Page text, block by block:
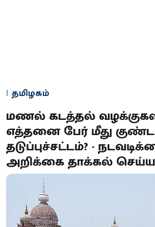
தமிழகம்
மணல் கடத்தல்
எத்தனை பேர் மீது
தடுப்புச்சட்டம்? -
அறிக்கை தாக்கல் செய்ய